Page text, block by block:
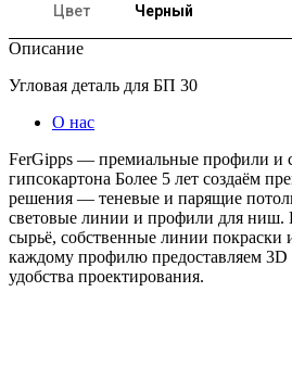
Цвет Черный
Описание
Угловая деталь для БП 30
О нас
FerGipps — премиальные профили и
гипсокартона Более 5 лет создаём
решения — теневые и парящие
световые линии и профили для ниш.
сырьё, собственные линии покраски
каждому профилю предоставляем
удобства проектирования.